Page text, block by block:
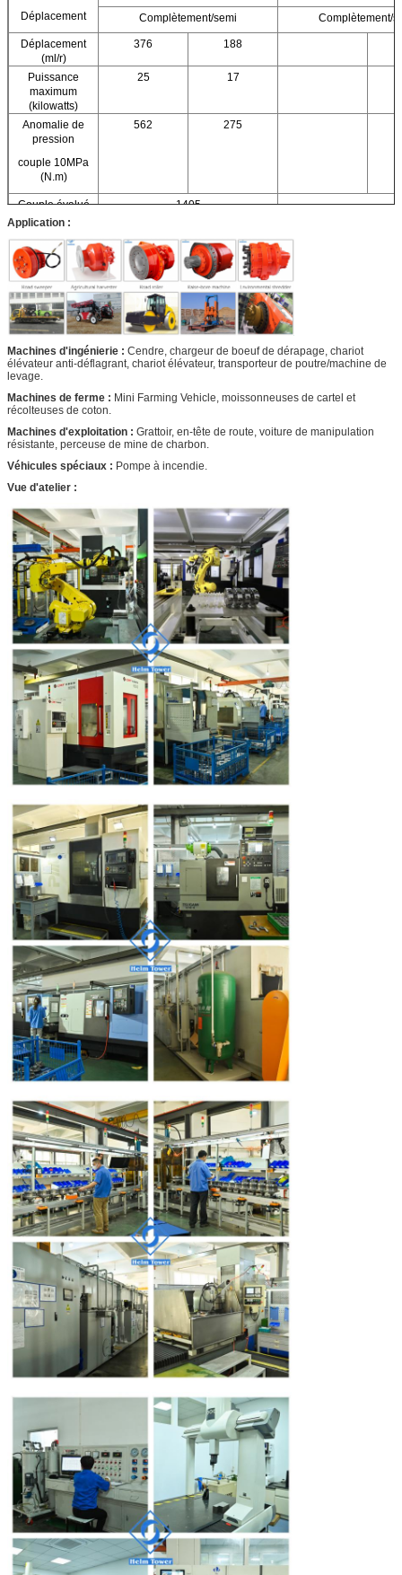
Déplacement
Complètement/semi
Complètement/
Déplacement
(ml/r)
376 188
Puissance
maximum
(kilowatts)
25 17
Anomalie de
pression
couple 10MPa
(N.m)
562 275
Couple évalué
(N.m)
1405
Pression évaluée
(MPA)
25
Pression
maximum (MPA)
40
Vitesse nominale
(r/min)
Gamme de
vitesse (r/min)
0-200
Application :
Machines d'ingénierie : Cendre, chargeur de boeuf de dérapage, chariot
élévateur anti-déflagrant, chariot élévateur, transporteur de poutre/machine de
levage.
Machines de ferme : Mini Farming Vehicle, moissonneuses de cartel et
récolteuses de coton.
Machines d'exploitation : Grattoir, en-tête de route, voiture de manipulation
résistante, perceuse de mine de charbon.
Véhicules spéciaux : Pompe à incendie.
Vue d'atelier :